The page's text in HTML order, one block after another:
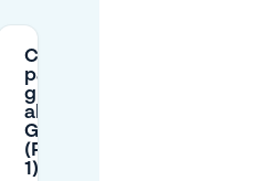
C'è
parcheggio
gratuito vicino
al Ristorante
Gouden Huis
(Palmpolstraat
1) ad Almere?